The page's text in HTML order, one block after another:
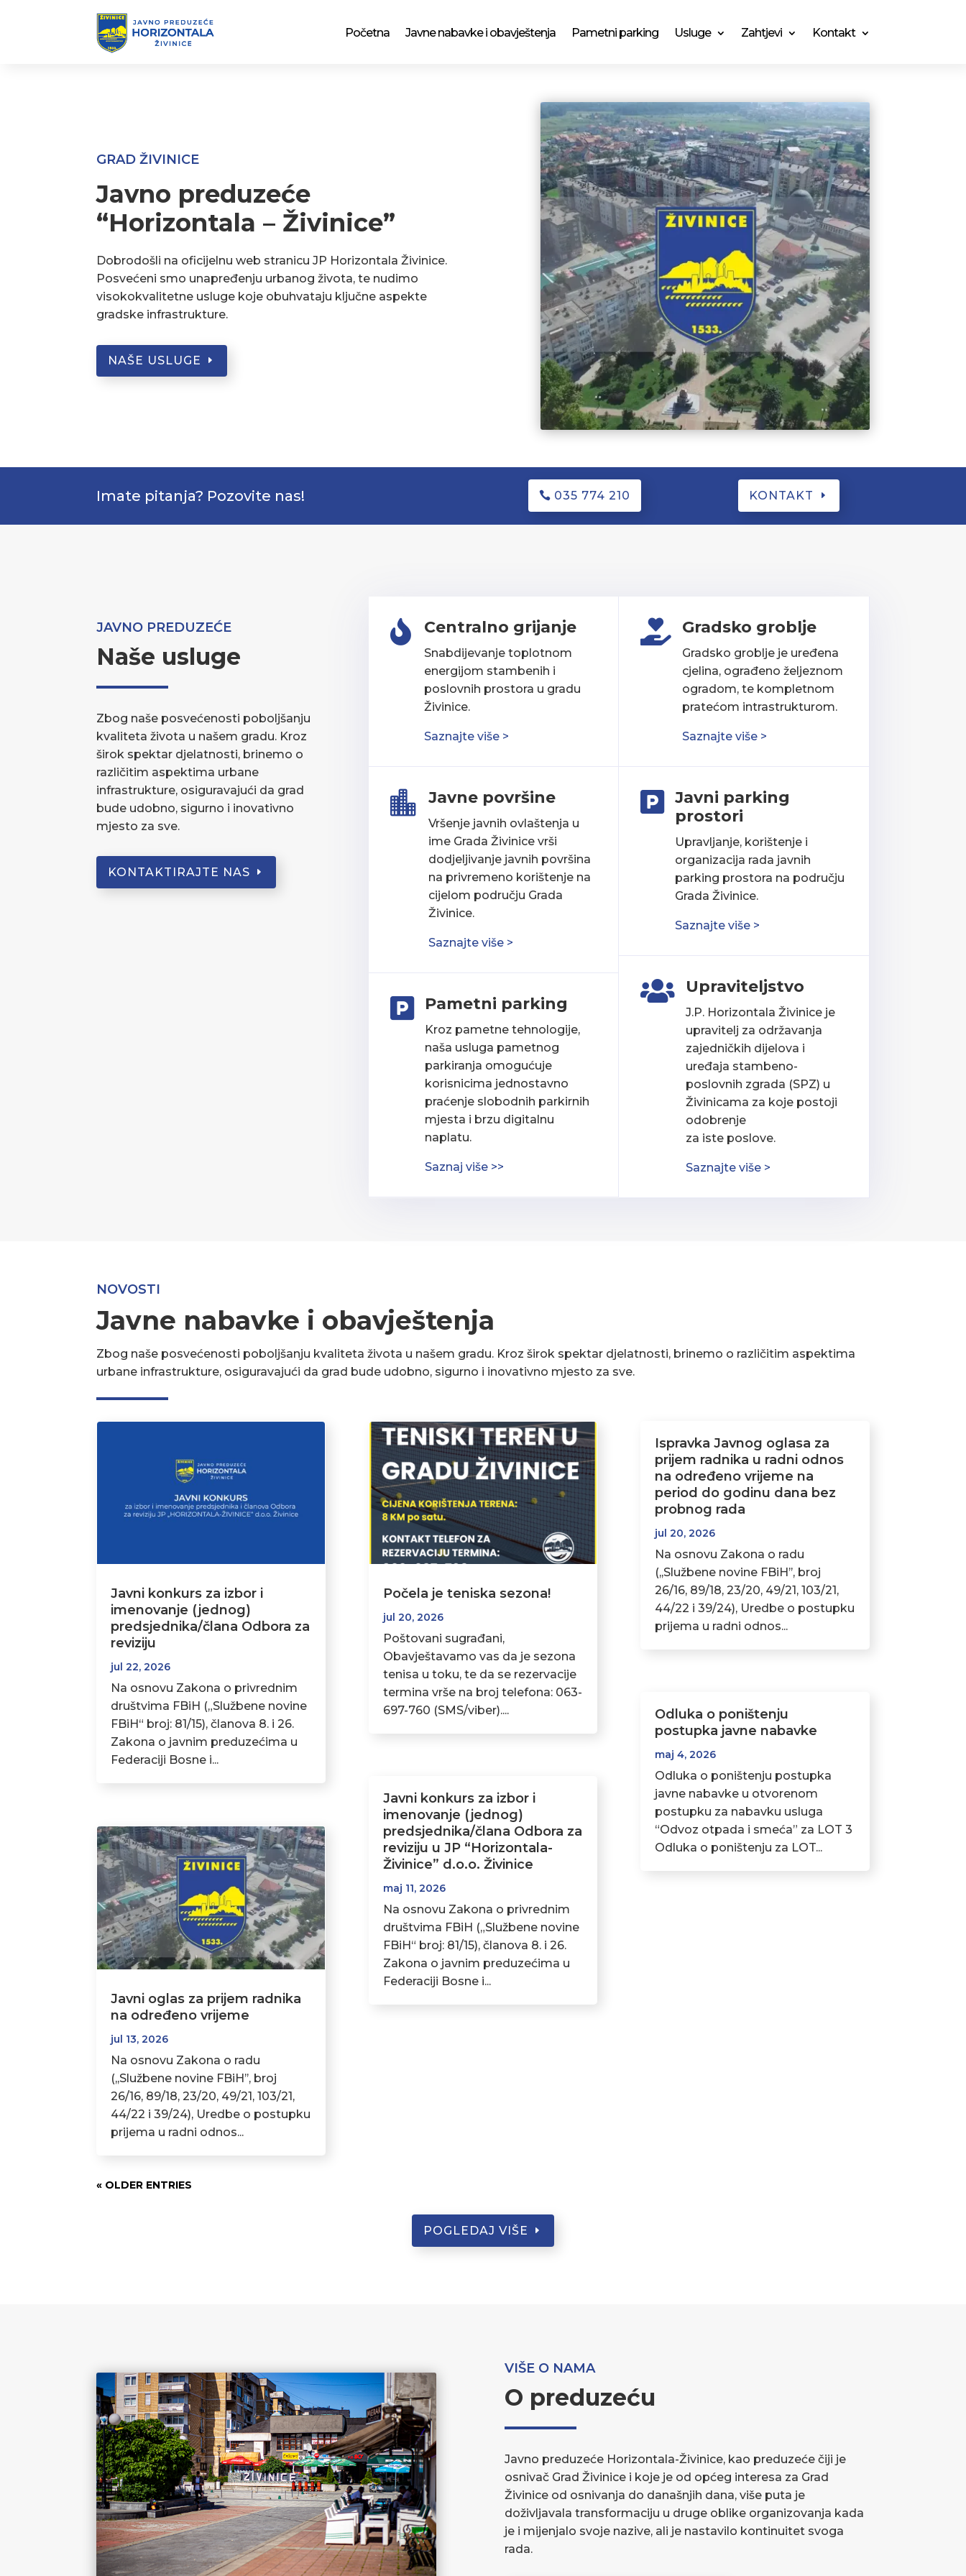
Početna Javne nabavke i obavještenja Pametni parking Usluge Zahtjevi Kontakt
GRAD ŽIVINICE
Javno preduzeće
“Horizontala – Živinice”
Dobrodošli na oficijelnu web stranicu JP Horizontala Živinice.
Posvećeni smo unapređenju urbanog života, te nudimo
visokokvalitetne usluge koje obuhvataju ključne aspekte
gradske infrastrukture.
NAŠE USLUGE
Imate pitanja? Pozovite nas! 035 774 210 KONTAKT
JAVNO PREDUZEĆE
Naše usluge
Zbog naše posvećenosti poboljšanju
kvaliteta života u našem gradu. Kroz
širok spektar djelatnosti, brinemo o
različitim aspektima urbane
infrastrukture, osiguravajući da grad
bude udobno, sigurno i inovativno
mjesto za sve.
KONTAKTIRAJTE NAS
 Centralno grijanje
Snabdijevanje toplotnom
energijom stambenih i
poslovnih prostora u gradu
Živinice.
Saznajte više >
 Javne površine
Vršenje javnih ovlaštenja u
ime Grada Živinice vrši
dodjeljivanje javnih površina
na privremeno korištenje na
cijelom području Grada
Živinice.
Saznajte više >
 Pametni parking
Kroz pametne tehnologije,
naša usluga pametnog
parkiranja omogućuje
korisnicima jednostavno
praćenje slobodnih parkirnih
mjesta i brzu digitalnu
naplatu.
Saznaj više >>
 Gradsko groblje
Gradsko groblje je uređena
cjelina, ograđeno željeznom
ogradom, te kompletnom
pratećom intrastrukturom.
Saznajte više >

Javni parking
prostori
Upravljanje, korištenje i
organizacija rada javnih
parking prostora na području
Grada Živinice.
Saznajte više >
 Upraviteljstvo
J.P. Horizontala Živinice je
upravitelj za održavanja
zajedničkih dijelova i
uređaja stambeno-
poslovnih zgrada (SPZ) u
Živinicama za koje postoji
odobrenje
za iste poslove.
Saznajte više >
NOVOSTI
Javne nabavke i obavještenja
Zbog naše posvećenosti poboljšanju kvaliteta života u našem gradu. Kroz širok spektar djelatnosti, brinemo o različitim aspektima
urbane infrastrukture, osiguravajući da grad bude udobno, sigurno i inovativno mjesto za sve.
Javni konkurs za izbor i
imenovanje (jednog)
predsjednika/člana Odbora za
reviziju
jul 22, 2026
Na osnovu Zakona o privrednim
društvima FBiH („Službene novine
FBiH“ broj: 81/15), članova 8. i 26.
Zakona o javnim preduzećima u
Federaciji Bosne i...
Javni oglas za prijem radnika
na određeno vrijeme
jul 13, 2026
Na osnovu Zakona o radu
(,,Službene novine FBiH’’, broj
26/16, 89/18, 23/20, 49/21, 103/21,
44/22 i 39/24), Uredbe o postupku
prijema u radni odnos...
Počela je teniska sezona!
jul 20, 2026
Poštovani sugrađani,
Obavještavamo vas da je sezona
tenisa u toku, te da se rezervacije
termina vrše na broj telefona: 063-
697-760 (SMS/viber)....
Javni konkurs za izbor i
imenovanje (jednog)
predsjednika/člana Odbora za
reviziju u JP “Horizontala-
Živinice” d.o.o. Živinice
maj 11, 2026
Na osnovu Zakona o privrednim
društvima FBiH („Službene novine
FBiH“ broj: 81/15), članova 8. i 26.
Zakona o javnim preduzećima u
Federaciji Bosne i...
Ispravka Javnog oglasa za
prijem radnika u radni odnos
na određeno vrijeme na
period do godinu dana bez
probnog rada
jul 20, 2026
Na osnovu Zakona o radu
(,,Službene novine FBiH’’, broj
26/16, 89/18, 23/20, 49/21, 103/21,
44/22 i 39/24), Uredbe o postupku
prijema u radni odnos...
Odluka o poništenju
postupka javne nabavke
maj 4, 2026
Odluka o poništenju postupka
javne nabavke u otvorenom
postupku za nabavku usluga
“Odvoz otpada i smeća” za LOT 3
Odluka o poništenju za LOT...
« OLDER ENTRIES
POGLEDAJ VIŠE
VIŠE O NAMA
O preduzeću
Javno preduzeće Horizontala-Živinice, kao preduzeće čiji je
osnivač Grad Živinice i koje je od općeg interesa za Grad
Živinice od osnivanja do današnjih dana, više puta je
doživljavala transformaciju u druge oblike organizovanja kada
je i mijenjalo svoje nazive, ali je nastavilo kontinuitet svoga
rada.